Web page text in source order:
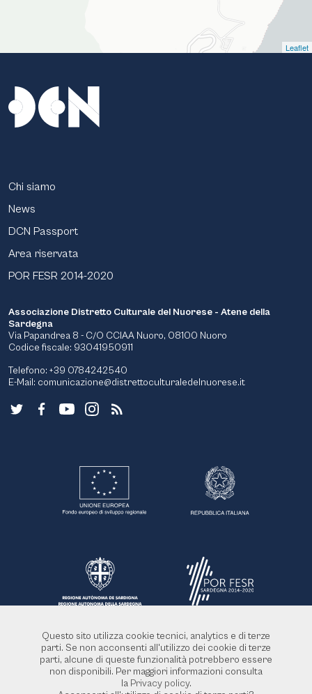
Leaflet
Chi siamo
News
DCN Passport
Area riservata
POR FESR 2014-2020
Associazione Distretto Culturale del Nuorese - Atene della
Sardegna
Via Papandrea 8 - C/O CCIAA Nuoro, 08100 Nuoro
Codice fiscale: 93041950911
Telefono: +39 0784242540
E-Mail: comunicazione@distrettoculturaledelnuorese.it
Questo sito utilizza cookie tecnici, analytics e di terze
parti. Se non acconsenti all'utilizzo dei cookie di terze
parti, alcune di queste funzionalità potrebbero essere
non disponibili. Per maggiori informazioni consulta
la Privacy policy.